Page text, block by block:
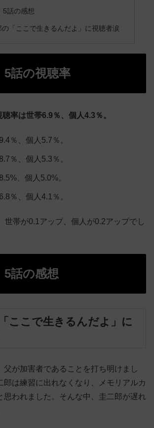
5話の感想
の「ここで生きるんだよ」に視聴者涙
5話の視聴率
聴率は世帯6.9％、個人4.3％。
％、個人5.7％。
％、個人5.3％。
、個人5.0%。
％、個人4.1％。
世帯が0.1アップ、個人が0.2アップでし
5話の感想
ここで生きるんだよ」に
父が加害者であることを打ち明けまし
郎は練習に出れなくなり、メモリアルカ
われました。そんな中、圭二郎が遅れ